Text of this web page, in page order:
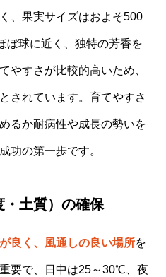
、果実サイズはおよそ500
ぼ球に近く、独特の芳香を
やすさが比較的高いため、
されています。育てやすさ
るか耐病性や成長の勢いを
功の第一歩です。
・土質）の確保
良く、風通しの良い場所を
要で、日中は25～30℃、夜